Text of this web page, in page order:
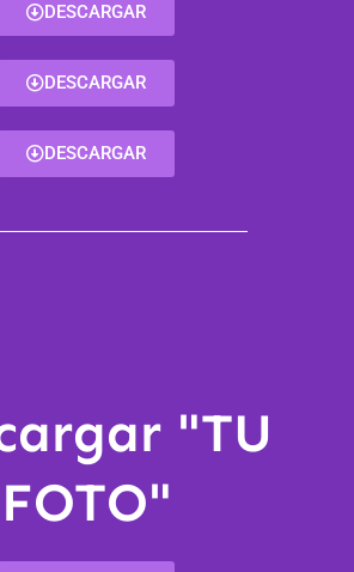
DESCARGAR
DESCARGAR
DESCARGAR
"TU
FOTO"